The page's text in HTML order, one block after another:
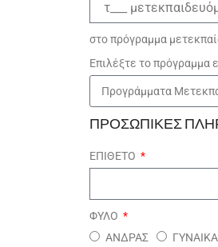
στο πρόγραμμα
Επιλέξτε το πρόγραμμα
ΠΡΟΣΩΠΙΚΕΣ
ΕΠΙΘΕΤΟ
ΦΥΛΟ
ΑΝΔΡΑΣ
ΓΥΝΑΙΚΑ